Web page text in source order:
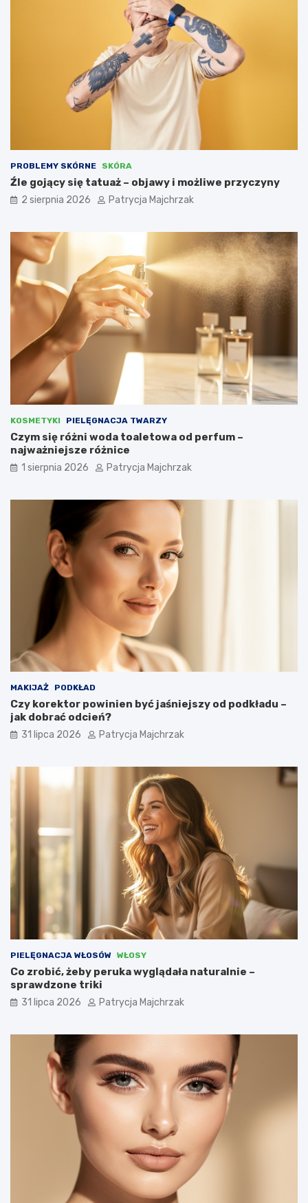
PROBLEMY SKÓRNE SKÓRA
Źle gojący się tatuaż – objawy i możliwe przyczyny
2 sierpnia 2026 Patrycja Majchrzak
KOSMETYKI PIELĘGNACJA TWARZY
Czym się różni woda toaletowa od perfum –
najważniejsze różnice
1 sierpnia 2026 Patrycja Majchrzak
MAKIJAŻ PODKŁAD
Czy korektor powinien być jaśniejszy od podkładu –
jak dobrać odcień?
31 lipca 2026 Patrycja Majchrzak
PIELĘGNACJA WŁOSÓW WŁOSY
Co zrobić, żeby peruka wyglądała naturalnie –
sprawdzone triki
31 lipca 2026 Patrycja Majchrzak